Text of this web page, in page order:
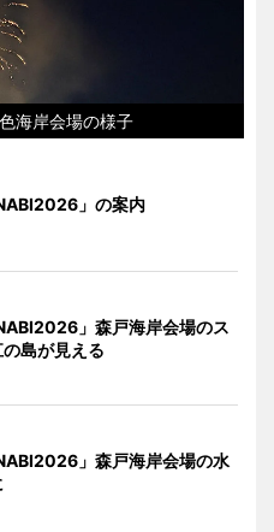
海岸会場の様子
」の案内
」森戸海岸会場のス
島が見える
」森戸海岸会場の水